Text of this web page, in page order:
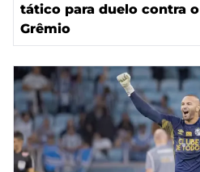
tático para duelo contra o
Grêmio